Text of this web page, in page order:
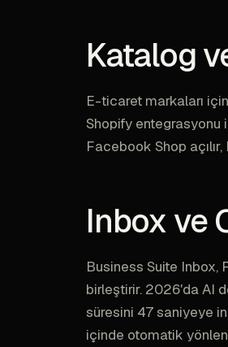
Katalog
E-ticaret markaları
Shopify entegrasyonu
Facebook Shop
Inbox ve
Business Suite
birleştirir. 2026'da AI
süresini 47 saniyeye
içinde otomatik